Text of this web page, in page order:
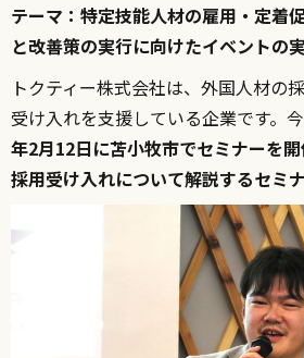
テーマ：特定技能人材の雇用・定着
と改善策の実行に向けたイベントの
トクティー株式会社は、外国人材の
受け入れを支援している企業です。今
年2月12日に苫小牧市でセミナーを
採用受け入れについて解説するセミ